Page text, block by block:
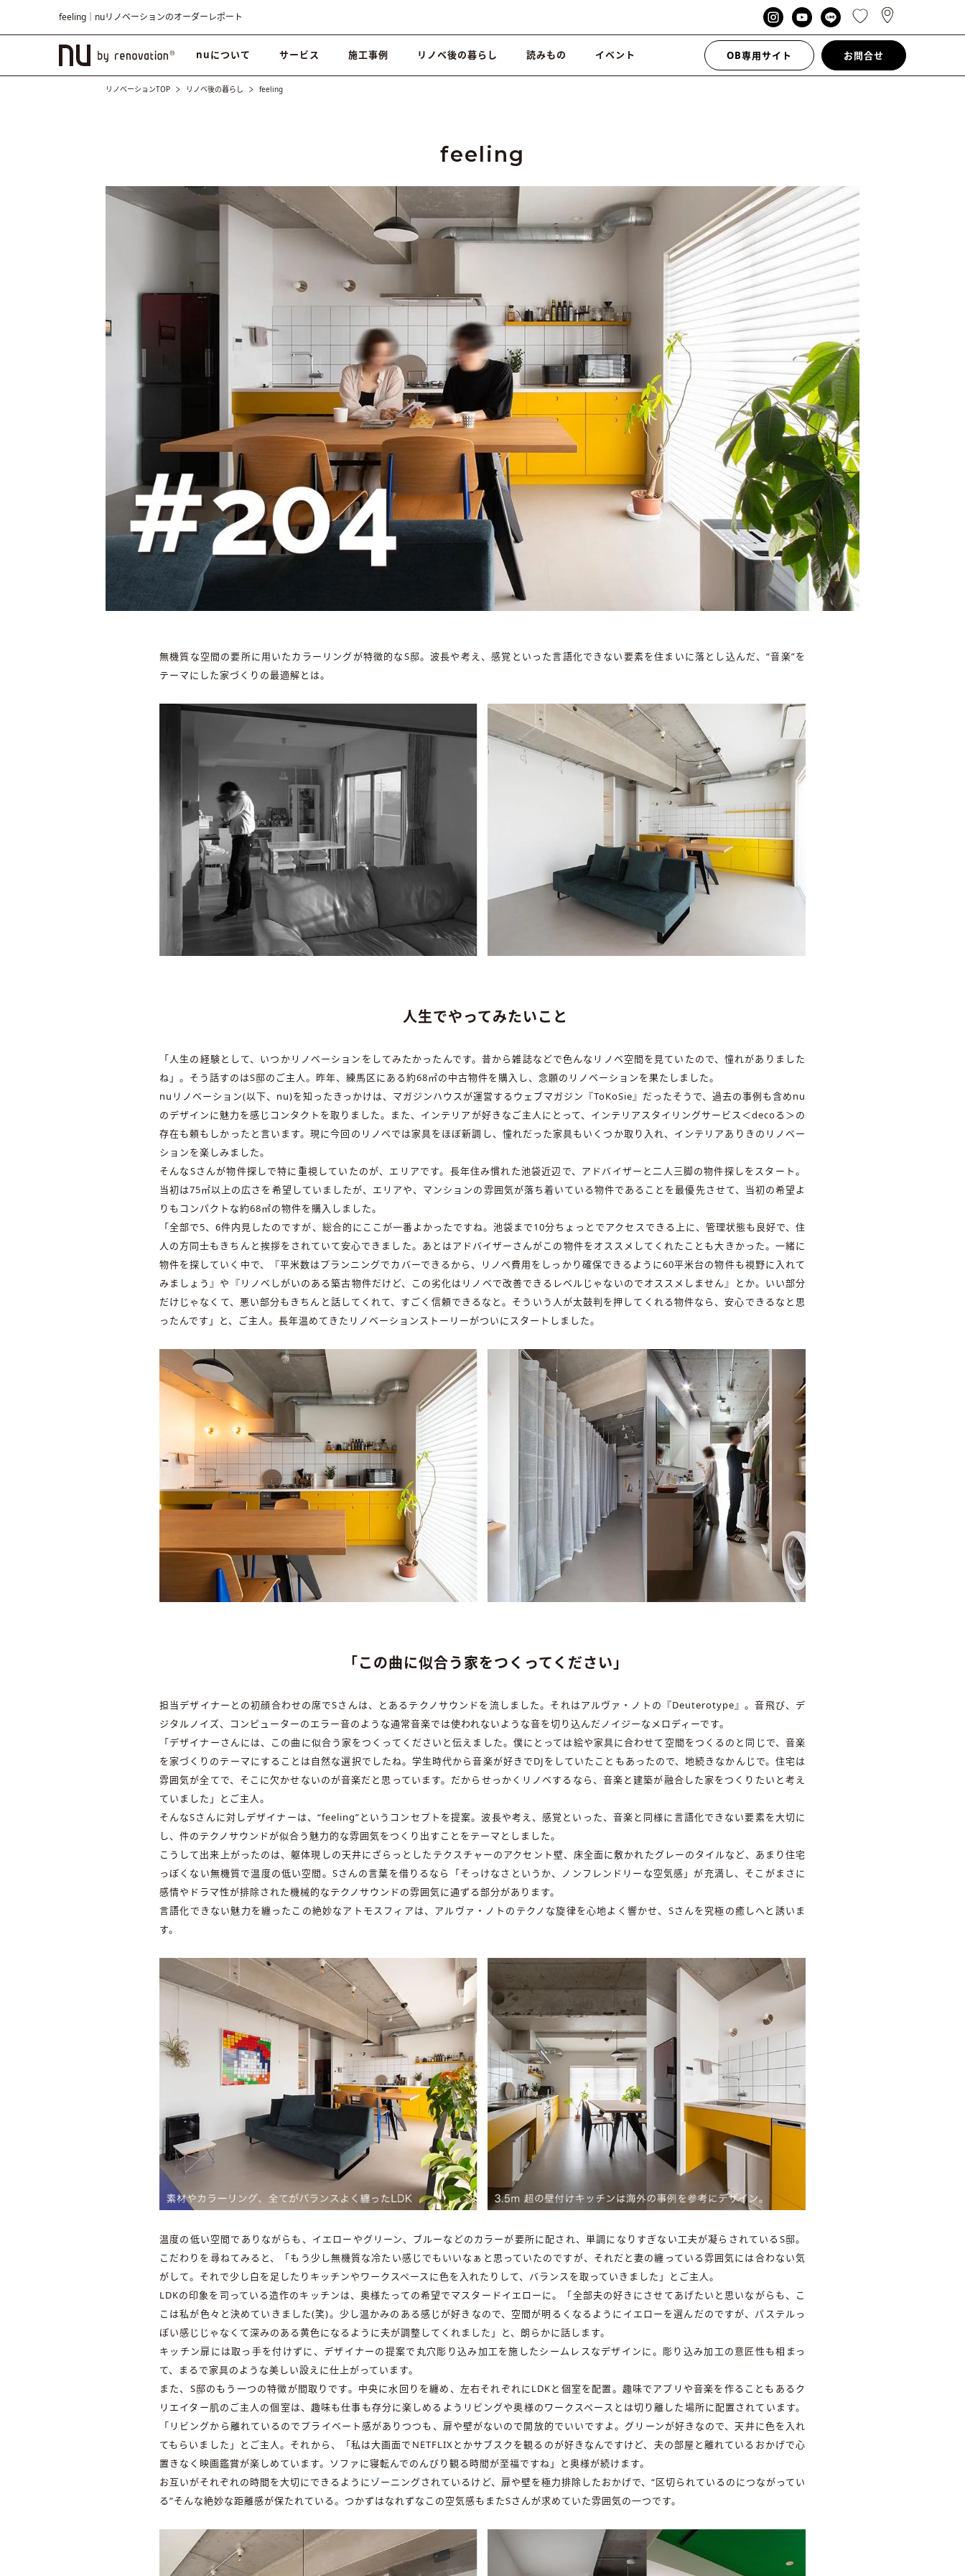
feeling｜nuリノベーションのオーダーレポート
nuについて サービス 施工事例 リノベ後の暮らし 読みもの イベント OB専用サイト お問合せ
リノベーションTOP リノベ後の暮らし feeling
feeling
無機質な空間の要所に用いたカラーリングが特徴的なS邸。波長や考え、感覚といった言語化できない要素を住まいに落とし込んだ、“音楽”を
テーマにした家づくりの最適解とは。
人生でやってみたいこと
「人生の経験として、いつかリノベーションをしてみたかったんです。昔から雑誌などで色んなリノベ空間を見ていたので、憧れがありました
ね」。そう話すのはS邸のご主人。昨年、練馬区にある約68㎡の中古物件を購入し、念願のリノベーションを果たしました。
nuリノベーション(以下、nu)を知ったきっかけは、マガジンハウスが運営するウェブマガジン『ToKoSie』だったそうで、過去の事例も含めnu
のデザインに魅力を感じコンタクトを取りました。また、インテリアが好きなご主人にとって、インテリアスタイリングサービス＜decoる＞の
存在も頼もしかったと言います。現に今回のリノベでは家具をほぼ新調し、憧れだった家具もいくつか取り入れ、インテリアありきのリノベー
ションを楽しみました。
そんなSさんが物件探しで特に重視していたのが、エリアです。長年住み慣れた池袋近辺で、アドバイザーと二人三脚の物件探しをスタート。
当初は75㎡以上の広さを希望していましたが、エリアや、マンションの雰囲気が落ち着いている物件であることを最優先させて、当初の希望よ
りもコンパクトな約68㎡の物件を購入しました。
「全部で5、6件内見したのですが、総合的にここが一番よかったですね。池袋まで10分ちょっとでアクセスできる上に、管理状態も良好で、住
人の方同士もきちんと挨拶をされていて安心できました。あとはアドバイザーさんがこの物件をオススメしてくれたことも大きかった。一緒に
物件を探していく中で、『平米数はプランニングでカバーできるから、リノベ費用をしっかり確保できるように60平米台の物件も視野に入れて
みましょう』や『リノベしがいのある築古物件だけど、この劣化はリノベで改善できるレベルじゃないのでオススメしません』とか。いい部分
だけじゃなくて、悪い部分もきちんと話してくれて、すごく信頼できるなと。そういう人が太鼓判を押してくれる物件なら、安心できるなと思
ったんです」と、ご主人。長年温めてきたリノベーションストーリーがついにスタートしました。
「この曲に似合う家をつくってください」​​
担当デザイナーとの初顔合わせの席でSさんは、とあるテクノサウンドを流しました。それはアルヴァ・ノトの『Deuterotype』。音飛び、デ
ジタルノイズ、コンピューターのエラー音のような通常音楽では使われないような音を切り込んだノイジーなメロディーです。
「デザイナーさんには、この曲に似合う家をつくってくださいと伝えました。僕にとっては絵や家具に合わせて空間をつくるのと同じで、音楽
を家づくりのテーマにすることは自然な選択でしたね。学生時代から音楽が好きでDJをしていたこともあったので、地続きなかんじで。住宅は
雰囲気が全てで、そこに欠かせないのが音楽だと思っています。だからせっかくリノベするなら、音楽と建築が融合した家をつくりたいと考え
ていました」とご主人。
そんなSさんに対しデザイナーは、“feeling”というコンセプトを提案。波長や考え、感覚といった、音楽と同様に言語化できない要素を大切に
し、件のテクノサウンドが似合う魅力的な雰囲気をつくり出すことをテーマとしました。
こうして出来上がったのは、躯体現しの天井にざらっとしたテクスチャーのアクセント壁、床全面に敷かれたグレーのタイルなど、あまり住宅
っぽくない無機質で温度の低い空間。Sさんの言葉を借りるなら「そっけなさというか、ノンフレンドリーな空気感」が充満し、そこがまさに
感情やドラマ性が排除された機械的なテクノサウンドの雰囲気に通ずる部分があります。
言語化できない魅力を纏ったこの絶妙なアトモスフィアは、アルヴァ・ノトのテクノな旋律を心地よく響かせ、Sさんを究極の癒しへと誘いま
す。
温度の低い空間でありながらも、イエローやグリーン、ブルーなどのカラーが要所に配され、単調になりすぎない工夫が凝らされているS邸。
こだわりを尋ねてみると、「もう少し無機質な冷たい感じでもいいなぁと思っていたのですが、それだと妻の纏っている雰囲気には合わない気
がして。それで少し白を足したりキッチンやワークスペースに色を入れたりして、バランスを取っていきました」とご主人。
LDKの印象を司っている造作のキッチンは、奥様たっての希望でマスタードイエローに。「全部夫の好きにさせてあげたいと思いながらも、こ
こは私が色々と決めていきました(笑)。少し温かみのある感じが好きなので、空間が明るくなるようにイエローを選んだのですが、パステルっ
ぽい感じじゃなくて深みのある黄色になるように夫が調整してくれました」と、朗らかに話します。
キッチン扉には取っ手を付けずに、デザイナーの提案で丸穴彫り込み加工を施したシームレスなデザインに。彫り込み加工の意匠性も相まっ
て、まるで家具のような美しい設えに仕上がっています。
また、S邸のもう一つの特徴が間取りです。中央に水回りを纏め、左右それぞれにLDKと個室を配置。趣味でアプリや音楽を作ることもあるク
リエイター肌のご主人の個室は、趣味も仕事も存分に楽しめるようリビングや奥様のワークスペースとは切り離した場所に配置されています。
「リビングから離れているのでプライベート感がありつつも、扉や壁がないので開放的でいいですよ。グリーンが好きなので、天井に色を入れ
てもらいました」とご主人。それから、「私は大画面でNETFLIXとかサブスクを観るのが好きなんですけど、夫の部屋と離れているおかげで心
置きなく映画鑑賞が楽しめています。ソファに寝転んでのんびり観る時間が至福ですね」と奥様が続けます。
お互いがそれぞれの時間を大切にできるようにゾーニングされているけど、扉や壁を極力排除したおかげで、“区切られているのにつながってい
る”そんな絶妙な距離感が保たれている。つかずはなれずなこの空気感もまたSさんが求めていた雰囲気の一つです。